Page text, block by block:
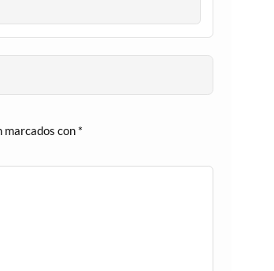
marcados con *